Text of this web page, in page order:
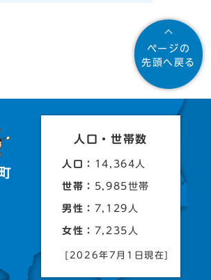
ページの
先頭へ戻る
人口・世帯数
人口： 14,364人
世帯： 5,985世帯
男性： 7,129人
女性： 7,235人
[2026年7月1日現在]